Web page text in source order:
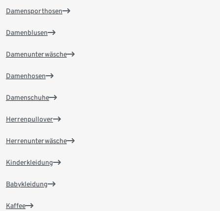
Damensporthosen
Damenblusen
Damenunterwäsche
Damenhosen
Damenschuhe
Herrenpullover
Herrenunterwäsche
Kinderkleidung
Babykleidung
Kaffee